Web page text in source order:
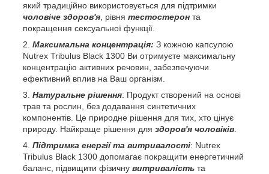
який традиційно використовується для підтримки
чоловіче здоров'я, рівня тестостерон та
покращення сексуальної функції.
Максимальна концентрація: З кожною капсулою
Nutrex Tribulus Black 1300 Ви отримуєте максимальну
концентрацію активних речовин, забезпечуючи
ефективний вплив на Ваш організм.
Натуральне рішення: Продукт створений на основі
трав та рослин, без додавання синтетичних
компонентів. Це природне рішення для тих, хто цінує
природу. Найкраще рішення для здоров'я чоловіків.
Підтримка енергії та витривалості: Nutrex
Tribulus Black 1300 допомагає покращити енергетичний
баланс, підвищити фізичну витривалість та